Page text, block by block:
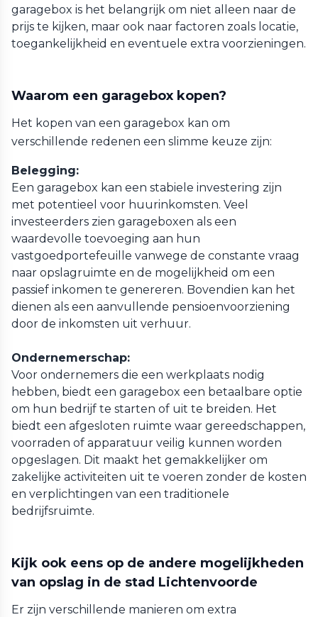
garagebox is het belangrijk om niet alleen naar de
prijs te kijken, maar ook naar factoren zoals locatie,
toegankelijkheid en eventuele extra voorzieningen.
Waarom een garagebox kopen?
Het kopen van een garagebox kan om
verschillende redenen een slimme keuze zijn:
Belegging:
Een garagebox kan een stabiele investering zijn
met potentieel voor huurinkomsten. Veel
investeerders zien garageboxen als een
waardevolle toevoeging aan hun
vastgoedportefeuille vanwege de constante vraag
naar opslagruimte en de mogelijkheid om een
passief inkomen te genereren. Bovendien kan het
dienen als een aanvullende pensioenvoorziening
door de inkomsten uit verhuur.
Ondernemerschap:
Voor ondernemers die een werkplaats nodig
hebben, biedt een garagebox een betaalbare optie
om hun bedrijf te starten of uit te breiden. Het
biedt een afgesloten ruimte waar gereedschappen,
voorraden of apparatuur veilig kunnen worden
opgeslagen. Dit maakt het gemakkelijker om
zakelijke activiteiten uit te voeren zonder de kosten
en verplichtingen van een traditionele
bedrijfsruimte.
Kijk ook eens op de andere mogelijkheden
van opslag in de stad Lichtenvoorde
Er zijn verschillende manieren om extra